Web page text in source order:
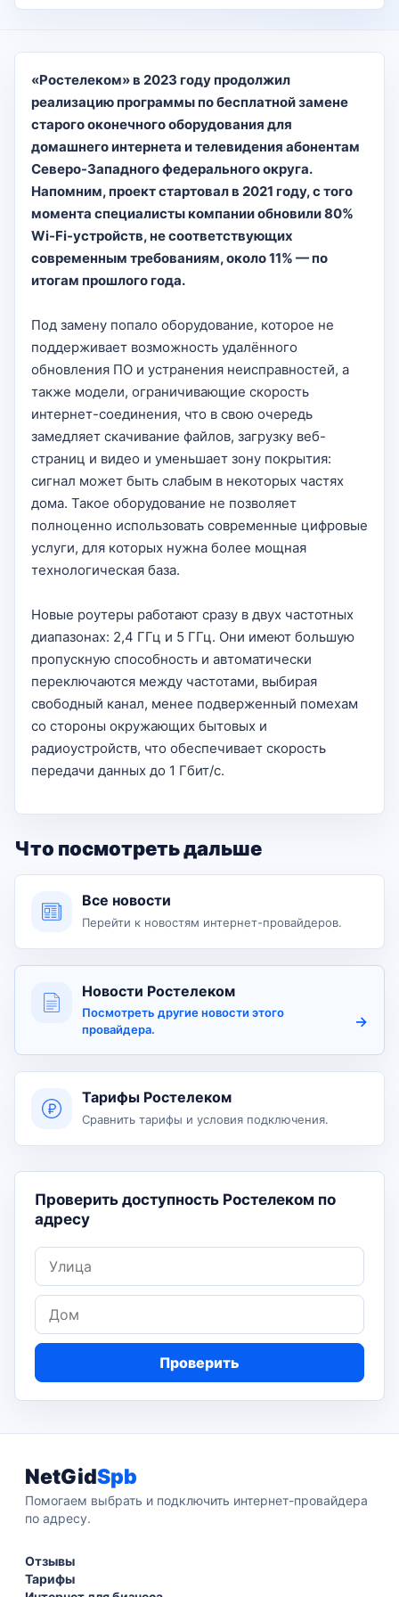
«Ростелеком» в 2023 году продолжил
реализацию программы по бесплатной замене
старого оконечного оборудования для
домашнего интернета и телевидения абонентам
Северо-Западного федерального округа.
Напомним, проект стартовал в 2021 году, с того
момента специалисты компании обновили 80%
Wi-Fi-устройств, не соответствующих
современным требованиям, около 11% — по
итогам прошлого года.
Под замену попало оборудование, которое не
поддерживает возможность удалённого
обновления ПО и устранения неисправностей, а
также модели, ограничивающие скорость
интернет-соединения, что в свою очередь
замедляет скачивание файлов, загрузку веб-
страниц и видео и уменьшает зону покрытия:
сигнал может быть слабым в некоторых частях
дома. Такое оборудование не позволяет
полноценно использовать современные цифровые
услуги, для которых нужна более мощная
технологическая база.
Новые роутеры работают сразу в двух частотных
диапазонах: 2,4 ГГц и 5 ГГц. Они имеют большую
пропускную способность и автоматически
переключаются между частотами, выбирая
свободный канал, менее подверженный помехам
со стороны окружающих бытовых и
радиоустройств, что обеспечивает скорость
передачи данных до 1 Гбит/с.
Что посмотреть дальше
Все новости
Перейти к новостям интернет-провайдеров.
Новости Ростелеком
Посмотреть другие новости этого
провайдера.
Тарифы Ростелеком
Сравнить тарифы и условия подключения.
Проверить доступность Ростелеком по
адресу
Улица
Дом
Проверить
NetGidSpb
Помогаем выбрать и подключить интернет-провайдера
по адресу.
Отзывы
Тарифы